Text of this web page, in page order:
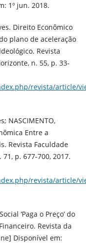
1º jun. 2018.
Direito Econômico
plano de aceleração
Revista
n. 55, p. 33-
revista/article/
NASCIMENTO,
Entre a
Revista Faculdade
p. 677-700, 2017.
revista/article/
‘Paga o Preço’ do
Revista da
Disponível em: